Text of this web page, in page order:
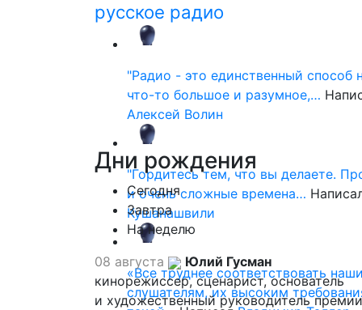
русское радио
"Радио - это единственный способ
что-то большое и разумное,…
Алексей Волин
"Гордитесь тем, что вы делаете.
и очень сложные времена…
Кушанашвили
«Все труднее соответствовать
слушателям, их высоким
Дни рождения
Сегодня
Завтра
На неделю
08 августа
Юлий Гусман
кинорежиссер, сценарист, основатель
и художественный руководитель